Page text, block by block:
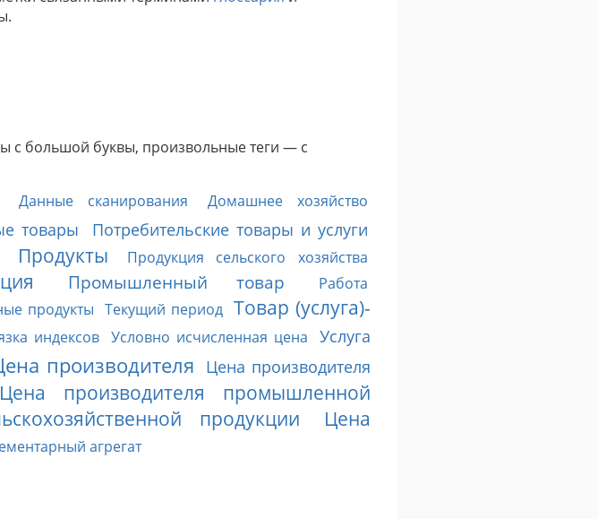
с большой буквы, произвольные теги — с
Данные сканирования Домашнее хозяйство
товары Потребительские товары и услуги
Продукты
Продукция сельского хозяйства
Промышленный товар
Работа
продукты Текущий период Товар (услуга)-
индексов Условно исчисленная цена
Услуга
производителя
Цена производителя
Цена производителя промышленной
продукции
Цена
агрегат